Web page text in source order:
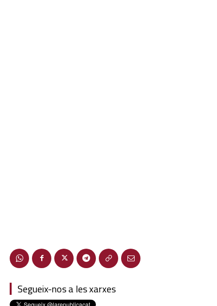
Segueix-nos a les xarxes